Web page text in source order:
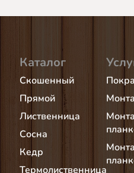
Каталог
Скошенный
Прямой
Лиственница
Сосна
Кедр
Термолиственница